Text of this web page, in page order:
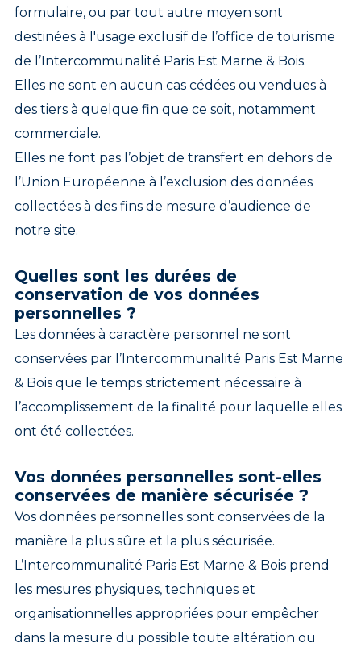
formulaire, ou par tout autre moyen sont
destinées à l'usage exclusif de l’office de tourisme
de l’Intercommunalité Paris Est Marne & Bois.
Elles ne sont en aucun cas cédées ou vendues à
des tiers à quelque fin que ce soit, notamment
commerciale.
Elles ne font pas l’objet de transfert en dehors de
l’Union Européenne à l’exclusion des données
collectées à des fins de mesure d’audience de
notre site.
Quelles sont les durées de
conservation de vos données
personnelles ?
Les données à caractère personnel ne sont
conservées par l’Intercommunalité Paris Est Marne
& Bois que le temps strictement nécessaire à
l’accomplissement de la finalité pour laquelle elles
ont été collectées.
Vos données personnelles sont-elles
conservées de manière sécurisée ?
Vos données personnelles sont conservées de la
manière la plus sûre et la plus sécurisée.
L’Intercommunalité Paris Est Marne & Bois prend
les mesures physiques, techniques et
organisationnelles appropriées pour empêcher
dans la mesure du possible toute altération ou